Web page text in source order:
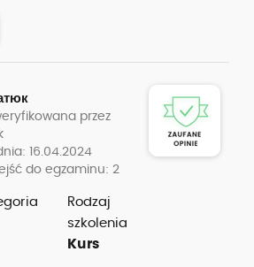
przez
16.04.2024
do egzaminu: 2
Rodzaj
szkolenia
Kurs